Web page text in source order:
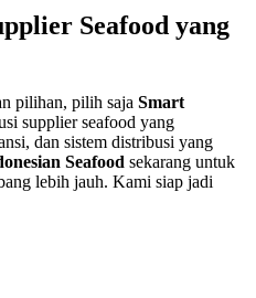
Seafood yang
pilihan, pilih saja Smart
supplier seafood yang
dan sistem distribusi yang
Seafood sekarang untuk
lebih jauh. Kami siap jadi